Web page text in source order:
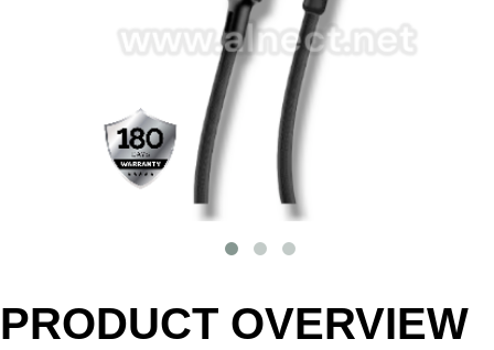
PRODUCT OVERVIEW